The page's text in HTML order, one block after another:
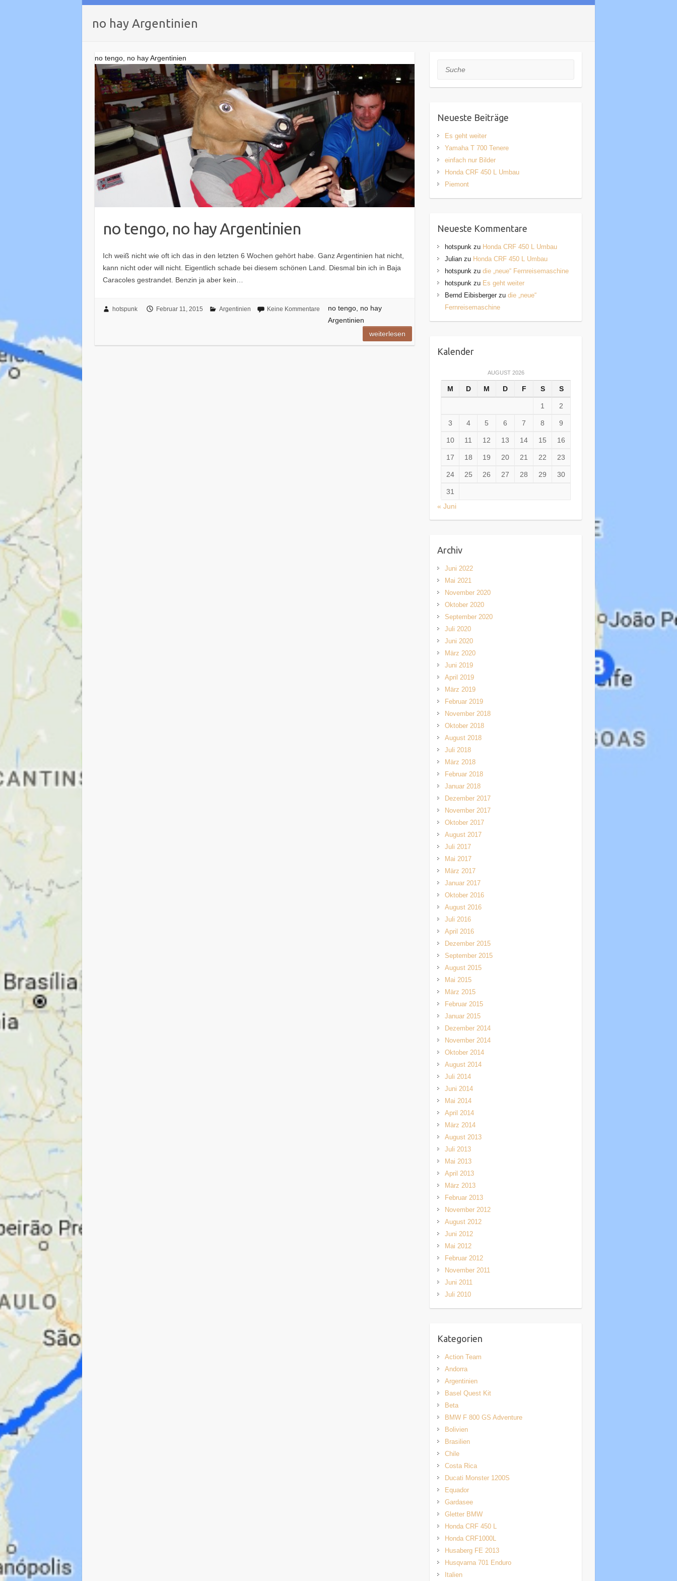
no hay Argentinien
no tengo, no hay Argentinien
no tengo, no hay Argentinien
Ich weiß nicht wie oft ich das in den letzten 6 Wochen gehört habe. Ganz Argentinien hat nicht,
kann nicht oder will nicht. Eigentlich schade bei diesem schönen Land. Diesmal bin ich in Baja
Caracoles gestrandet. Benzin ja aber kein…
hotspunk Februar 11, 2015 Argentinien Keine Kommentare
no tengo, no hay
Argentinien
weiterlesen
Suche
Neueste Beiträge
Es geht weiter
Yamaha T 700 Tenere
einfach nur Bilder
Honda CRF 450 L Umbau
Piemont
Neueste Kommentare
hotspunkzu Honda CRF 450 L Umbau
Julianzu Honda CRF 450 L Umbau
hotspunkzu die „neue“ Fernreisemaschine
hotspunkzu Es geht weiter
Bernd Eibisbergerzu die „neue“
Fernreisemaschine
Kalender
AUGUST 2026
M D M D F S S
1 2
3 4 5 6 7 8 9
10 11 12 13 14 15 16
17 18 19 20 21 22 23
24 25 26 27 28 29 30
31
« Juni
Archiv
Juni 2022
Mai 2021
November 2020
Oktober 2020
September 2020
Juli 2020
Juni 2020
März 2020
Juni 2019
April 2019
März 2019
Februar 2019
November 2018
Oktober 2018
August 2018
Juli 2018
März 2018
Februar 2018
Januar 2018
Dezember 2017
November 2017
Oktober 2017
August 2017
Juli 2017
Mai 2017
März 2017
Januar 2017
Oktober 2016
August 2016
Juli 2016
April 2016
Dezember 2015
September 2015
August 2015
Mai 2015
März 2015
Februar 2015
Januar 2015
Dezember 2014
November 2014
Oktober 2014
August 2014
Juli 2014
Juni 2014
Mai 2014
April 2014
März 2014
August 2013
Juli 2013
Mai 2013
April 2013
März 2013
Februar 2013
November 2012
August 2012
Juni 2012
Mai 2012
Februar 2012
November 2011
Juni 2011
Juli 2010
Kategorien
Action Team
Andorra
Argentinien
Basel Quest Kit
Beta
BMW F 800 GS Adventure
Bolivien
Brasilien
Chile
Costa Rica
Ducati Monster 1200S
Equador
Gardasee
Gletter BMW
Honda CRF 450 L
Honda CRF1000L
Husaberg FE 2013
Husqvarna 701 Enduro
Italien